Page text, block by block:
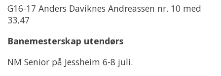
G16-17 Anders Daviknes Andreassen nr. 10 med
33,47
Banemesterskap utendørs
NM Senior på Jessheim 6-8 juli.